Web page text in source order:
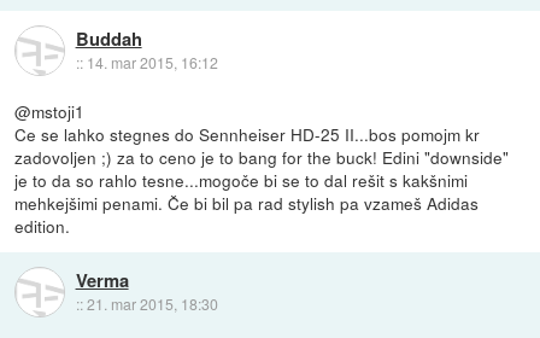
Buddah
:: 14. mar 2015, 16:12
@mstoji1
Ce se lahko stegnes do Sennheiser HD-25 II...bos pomojm kr
zadovoljen ;) za to ceno je to bang for the buck! Edini "downside"
je to da so rahlo tesne...mogoče bi se to dal rešit s kakšnimi
mehkejšimi penami. Če bi bil pa rad stylish pa vzameš Adidas
edition.
Verma
::21. mar 2015, 18:30